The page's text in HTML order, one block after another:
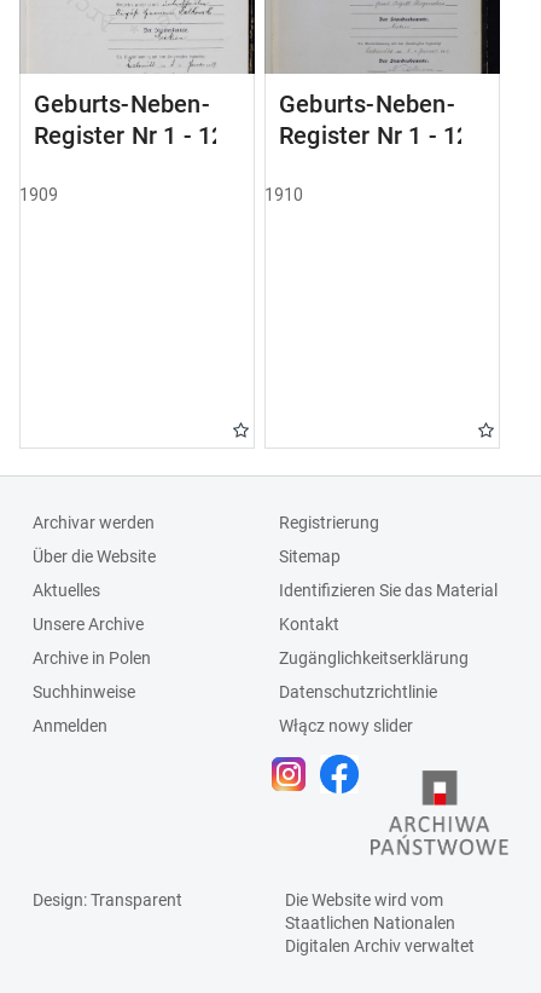
Geburts-Neben-
Register Nr 1 - 124
1909
Geburts-Neben-
Register Nr 1 - 123
1910
Archivar werden
Über die Website
Aktuelles
Unsere Archive
Archive in Polen
Suchhinweise
Anmelden
Registrierung
Sitemap
Identifizieren Sie das Material
Kontakt
Zugänglichkeitserklärung
Datenschutzrichtlinie
Włącz nowy slider
Design: Transparent
Die Website wird vom
Staatlichen Nationalen
Digitalen Archivverwaltet